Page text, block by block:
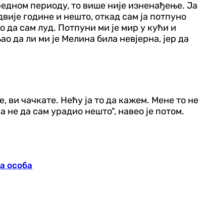
периоду, то више није изненађење. Ја
године и нешто, откад сам ја потпуно
да сам луд. Потпуни ми је мир у кући и
да ли ми је Мелина била невјерна, јер да
ви чачкате. Нећу ја то да кажем. Мене то не
да сам урадио нешто", навео је потом.
особа